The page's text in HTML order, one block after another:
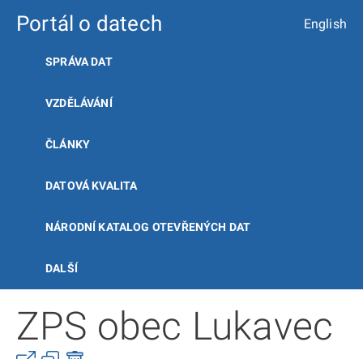
Portál o datech English
SPRÁVA DAT
VZDĚLÁVÁNÍ
ČLÁNKY
DATOVÁ KVALITA
NÁRODNÍ KATALOG OTEVŘENÝCH DAT
DALŠÍ
ZPS obec Lukavec